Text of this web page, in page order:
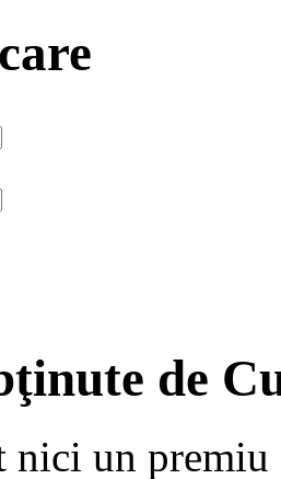
de
nici un premiu